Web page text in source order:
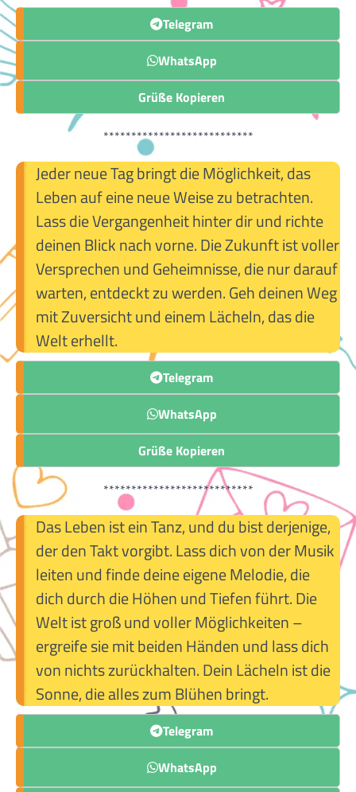
Telegram
WhatsApp
Grüße Kopieren
***************************
Jeder neue Tag bringt die Möglichkeit, das
Leben auf eine neue Weise zu betrachten.
Lass die Vergangenheit hinter dir und richte
deinen Blick nach vorne. Die Zukunft ist voller
Versprechen und Geheimnisse, die nur darauf
warten, entdeckt zu werden. Geh deinen Weg
mit Zuversicht und einem Lächeln, das die
Welt erhellt.
Telegram
WhatsApp
Grüße Kopieren
***************************
Das Leben ist ein Tanz, und du bist derjenige,
der den Takt vorgibt. Lass dich von der Musik
leiten und finde deine eigene Melodie, die
dich durch die Höhen und Tiefen führt. Die
Welt ist groß und voller Möglichkeiten –
ergreife sie mit beiden Händen und lass dich
von nichts zurückhalten. Dein Lächeln ist die
Sonne, die alles zum Blühen bringt.
Telegram
WhatsApp